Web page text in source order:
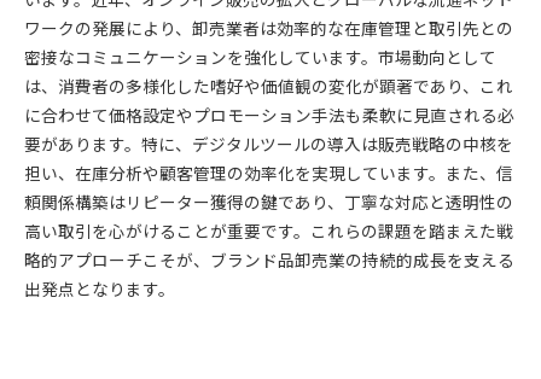
ワークの発展により、卸売業者は効率的な在庫管理と取引先との
密接なコミュニケーションを強化しています。市場動向として
は、消費者の多様化した嗜好や価値観の変化が顕著であり、これ
に合わせて価格設定やプロモーション手法も柔軟に見直される必
要があります。特に、デジタルツールの導入は販売戦略の中核を
担い、在庫分析や顧客管理の効率化を実現しています。また、信
頼関係構築はリピーター獲得の鍵であり、丁寧な対応と透明性の
高い取引を心がけることが重要です。これらの課題を踏まえた戦
略的アプローチこそが、ブランド品卸売業の持続的成長を支える
出発点となります。